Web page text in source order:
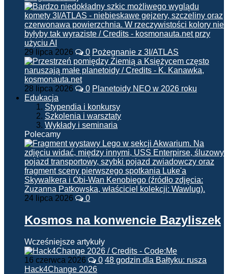
29 lipca 2026 0 Pożegnanie z 3I/ATLAS
28 lipca 2026 0 Planetoidy NEO w 2026 roku
Edukacja
Stypendia i konkursy
Szkolenia i warsztaty
Wykłady i seminaria
Polecamy
24 lipca 2026 0
Kosmos na konwencie Bazyliszek
Wcześniejsze artykuły
16 czerwca 2026 0 48 godzin dla Bałtyku: rusza
Hack4Change 2026